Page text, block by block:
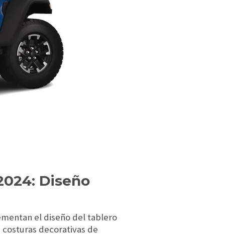
Diseño
el diseño del tablero
decorativas de